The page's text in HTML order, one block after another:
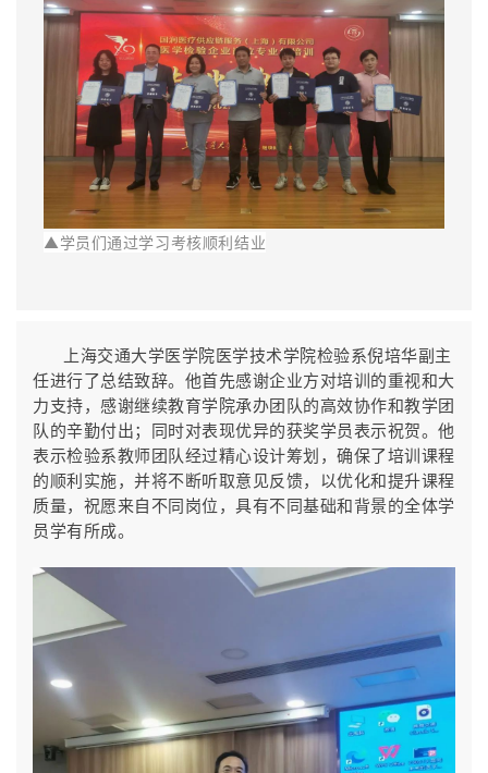
▲学员们通过学习考核顺利结业
上海交通大学医学院医学技术学院检验系倪培华副主
任进行了总结致辞。他首先感谢企业方对培训的重视和大
力支持，感谢继续教育学院承办团队的高效协作和教学团
队的辛勤付出；同时对表现优异的获奖学员表示祝贺。他
表示检验系教师团队经过精心设计筹划，确保了培训课程
的顺利实施，并将不断听取意见反馈，以优化和提升课程
质量，祝愿来自不同岗位，具有不同基础和背景的全体学
员学有所成。